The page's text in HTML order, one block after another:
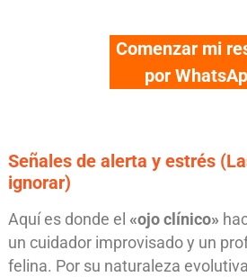
Comenzar mi
por
Señales de alerta y estrés
ignorar)
Aquí es donde el «ojo clínico»
un cuidador improvisado y un
felina. Por su naturaleza